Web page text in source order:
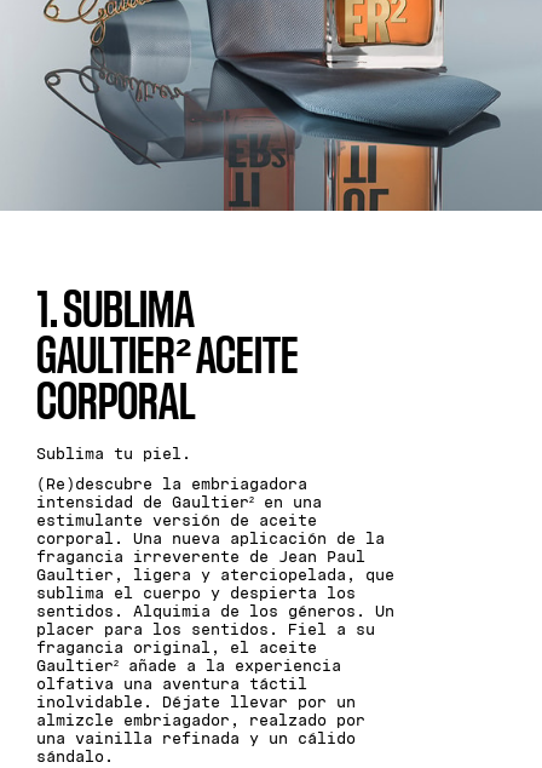
1. SUBLIMA
GAULTIER² ACEITE
CORPORAL
Sublima tu piel.
(Re)descubre la embriagadora
intensidad de Gaultier² en una
estimulante versión de aceite
corporal. Una nueva aplicación de la
fragancia irreverente de Jean Paul
Gaultier, ligera y aterciopelada, que
sublima el cuerpo y despierta los
sentidos. Alquimia de los géneros. Un
placer para los sentidos. Fiel a su
fragancia original, el aceite
Gaultier² añade a la experiencia
olfativa una aventura táctil
inolvidable. Déjate llevar por un
almizcle embriagador, realzado por
una vainilla refinada y un cálido
sándalo.